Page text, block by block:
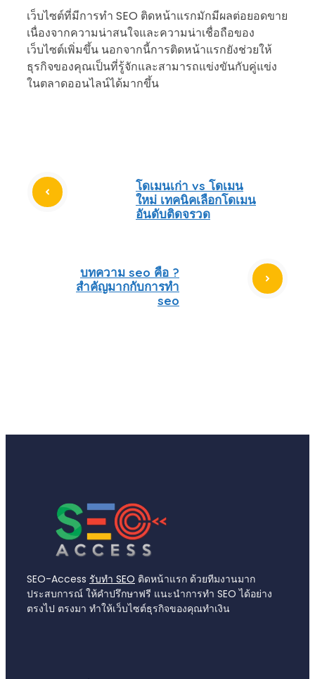
เว็บไซต์ที่มีการทำ SEO ติดหน้าแรกมักมีผลต่อยอดขาย
เนื่องจากความน่าสนใจและความน่าเชื่อถือของ
เว็บไซต์เพิ่มขึ้น นอกจากนี้การติดหน้าแรกยังช่วยให้
ธุรกิจของคุณเป็นที่รู้จักและสามารถแข่งขันกับคู่แข่ง
ในตลาดออนไลน์ได้มากขึ้น
โดเมนเก่า vs โดเมน
ใหม่ เทคนิคเลือกโดเมน
อันดับติดจรวด
บทความ seo คือ ?
สำคัญมากกับการทำ
seo
SEO-Access รับทำ SEO ติดหน้าแรก ด้วยทีมงานมาก
ประสบการณ์ ให้คำปรึกษาฟรี แนะนำการทำ SEO ได้อย่าง
ตรงไป ตรงมา ทำให้เว็บไซต์ธุรกิจของคุณทำเงิน